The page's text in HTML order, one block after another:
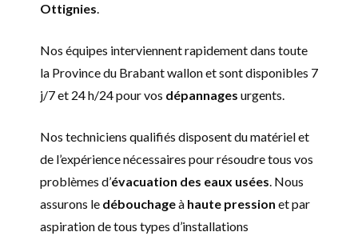
Ottignies.
Nos équipes interviennent rapidement dans toute
la Province du Brabant wallon et sont disponibles 7
j/7 et 24 h/24 pour vos dépannages urgents.
Nos techniciens qualifiés disposent du matériel et
de l’expérience nécessaires pour résoudre tous vos
problèmes d’évacuation des eaux usées. Nous
assurons le débouchageà haute pression et par
aspiration de tous types d’installations